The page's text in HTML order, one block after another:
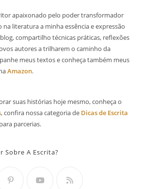
apaixonado pelo poder transformador
na literatura a minha essência e expressão
compartilho técnicas práticas, reflexões
autores a trilharem o caminho da
meus textos e conheça também meus
Amazon.
suas histórias hoje mesmo, conheça o
, confira nossa categoria de Dicas de Escrita
para parcerias.
Sobre A Escrita?